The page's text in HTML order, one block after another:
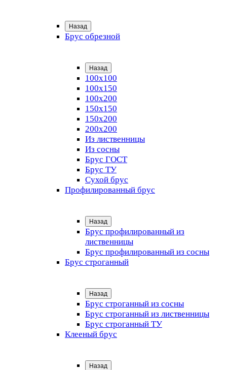
Назад
Брус обрезной
Назад
100х100
100х150
100х200
150х150
150х200
200х200
Из лиственницы
Из сосны
Брус ГОСТ
Брус ТУ
Сухой брус
Профилированный брус
Назад
Брус профилированный из
лиственницы
Брус профилированный из сосны
Брус строганный
Назад
Брус строганный из сосны
Брус строганный из лиственницы
Брус строганный ТУ
Клееный брус
Назад